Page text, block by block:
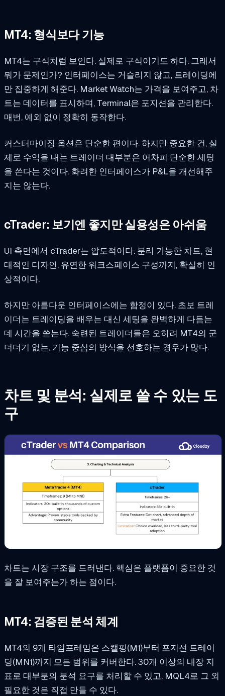
MT4: 형식보다 기능
MT4는 구식처럼 보인다. 실제로 구식이기도 하다. 그래서
뭐가 문제인가? 인터페이스는 거슬리지 않고, 트레이딩에
만 집중하게 해준다. Market Watch는 가격을 보여주고, 차
트는 데이터를 표시하며, Terminal은 포지션을 관리한다.
매번, 예외 없이 정확히 동작한다.
커스터마이징 옵션은 단순한 편이다. 하지만 중요한 건, 실
제로 수익을 내는 트레이더 대부분은 어차피 단순한 세팅
을 쓴다는 것이다. 화려한 인터페이스가 P&L을 개선해주
지는 않는다.
cTrader: 보기엔 좋지만 실용성은 아쉬움
UI 측면에서 cTrader는 압도적이다. 분리 가능한 차트, 현
대적인 디자인, 유연한 워크스페이스 구성까지, 확실히 인
상적이다.
하지만 아름다운 인터페이스에는 함정이 있다. 초보 트레
이더는 트레이딩을 배우는 대신 세팅을 완벽하게 다듬는
데 시간을 쏟는다. 숙련된 트레이더들은 오히려 MT4의 군
더더기 없는, 기능 중심의 방식을 선호하는 경우가 많다.
차트 및 분석: 실제로 쓸 수 있는 도
구
차트는 시장 구조를 드러낸다. 핵심은 플랫폼이 중요한 것
을 잘 보여주는가 하는 점이다.
MT4: 검증된 분석 체계
MT4의 9개 타임프레임은 스캘핑(M1)부터 포지션 트레이
딩(MN1)까지 모든 범위를 커버한다. 30개 이상의 내장 지
표로 대부분의 분석 요구를 처리할 수 있고, MQL4로 그 외
필요한 것은 직접 만들 수 있다.